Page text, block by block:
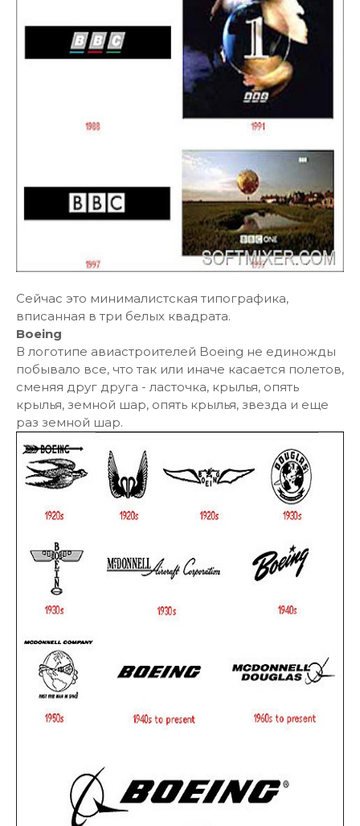
Сейчас это минималистская типографика,
вписанная в три белых квадрата.
Boeing
В логотипе авиастроителей Boeing не единожды
побывало все, что так или иначе касается полетов,
сменяя друг друга - ласточка, крылья, опять
крылья, земной шар, опять крылья, звезда и еще
раз земной шар.